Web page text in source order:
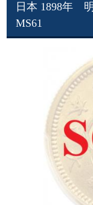
日本 1898年
MS61